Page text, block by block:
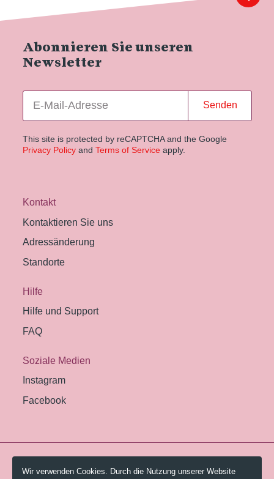
Abonnieren Sie unseren
Newsletter
Senden
This site is protected by reCAPTCHA and the Google
Privacy Policyand Terms of Service apply.
Kontakt
Kontaktieren Sie uns
Adressänderung
Standorte
Hilfe
Hilfe und Support
FAQ
Soziale Medien
Instagram
Facebook
© 2026 Pestalozzi-Bibliothek Zürich.
Wir verwenden Cookies. Durch die Nutzung unserer Website